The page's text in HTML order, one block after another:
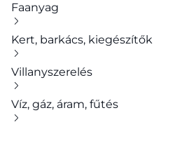
Faanyag
Kert, barkács, kiegészítők
Villanyszerelés
Víz, gáz, áram, fűtés